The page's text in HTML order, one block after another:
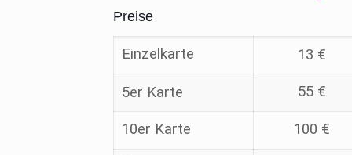
Preise
Einzelkarte 13 €
5er Karte 55 €
10er Karte 100 €